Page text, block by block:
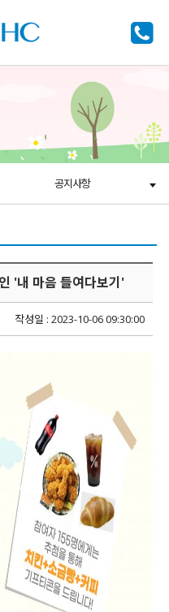
공지사항
'내 마음 들여다보기'
작성일 : 2023-10-06 09:30:00